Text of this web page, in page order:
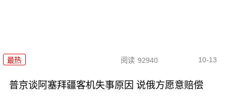
最热 阅读 92940 10-13
普京谈阿塞拜疆客机失事原因 说俄方愿意赔偿